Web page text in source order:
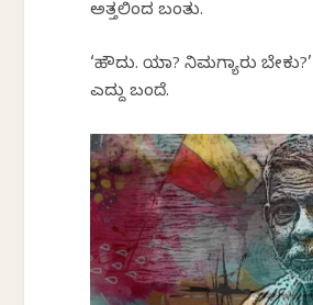
ಅತ್ತಲಿಂದ ಬಂತು.
‘ಹೌದು. ಯಾಕೆ? ನಿಮಗ್ಯಾರು ಬೇಕು?’
ಎದ್ದು ಬಂದೆ.